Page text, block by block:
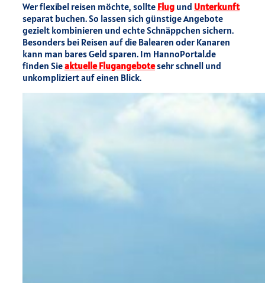
Wer flexibel reisen möchte, sollte Flug und Unterkunft
separat buchen. So lassen sich günstige Angebote
gezielt kombinieren und echte Schnäppchen sichern.
Besonders bei Reisen auf die Balearen oder Kanaren
kann man bares Geld sparen. Im HannoPortal.de
finden Sieaktuelle Flugangebotesehr schnell und
unkompliziert auf einen Blick.